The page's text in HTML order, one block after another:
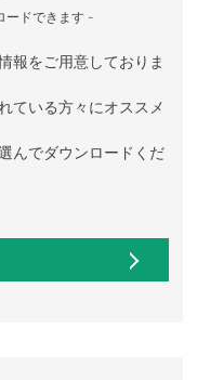
ードできます -
報をご用意しておりま
ている方々にオススメ
んでダウンロードくだ